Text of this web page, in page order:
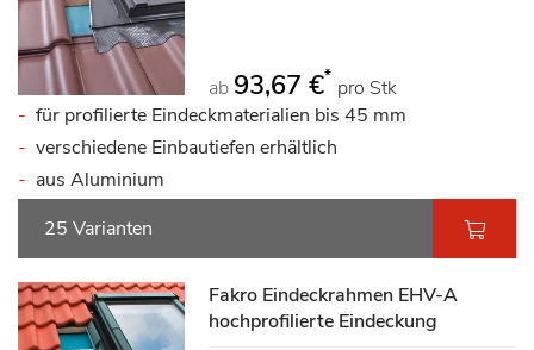
ab 93,67 €* pro Stk
für profilierte Eindeckmaterialien bis 45 mm
verschiedene Einbautiefen erhältlich
aus Aluminium
25 Varianten
Fakro Eindeckrahmen EHV-A
hochprofilierte Eindeckung